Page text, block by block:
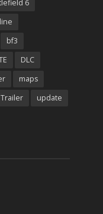
6
bf3
DLC
maps
Trailer
update